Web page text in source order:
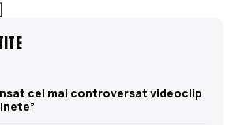
cel mai controversat videoclip